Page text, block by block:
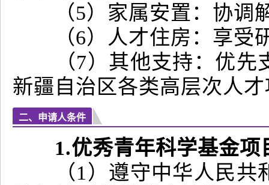
（5）家属安置：协调
（6）人才住房：享受
（7）其他支持：优先
新疆自治区各类高层次人
二、申请人条件
1.优秀青年科学基金
（1）遵守中华人民共